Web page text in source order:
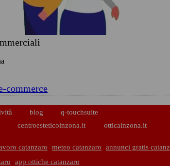
commerce
blog
q-touchsuite
centroesteticoinzona.it otticainzona.it
catanzaro meteo catanzaro annunci gratis
app ottiche catanzaro